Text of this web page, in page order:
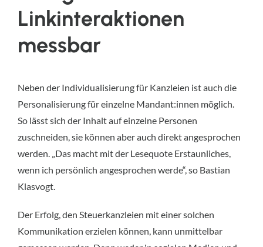
Linkinteraktionen
messbar
Neben der Individualisierung für Kanzleien ist auch die
Personalisierung für einzelne Mandant:innen möglich.
So lässt sich der Inhalt auf einzelne Personen
zuschneiden, sie können aber auch direkt angesprochen
werden. „Das macht mit der Lesequote Erstaunliches,
wenn ich persönlich angesprochen werde“, so Bastian
Klasvogt.
Der Erfolg, den Steuerkanzleien mit einer solchen
Kommunikation erzielen können, kann unmittelbar